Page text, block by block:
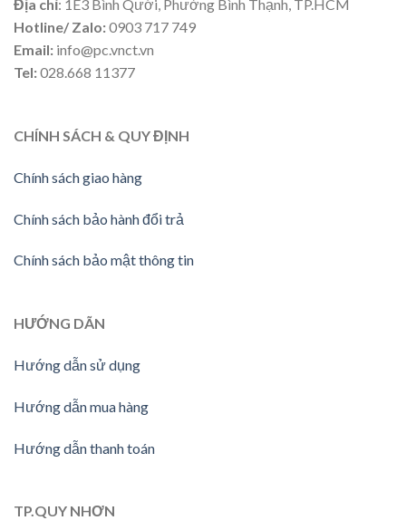
Địa chỉ: 1E3 Bình Qưới, Phường Bình Thạnh, TP.HCM
Hotline/ Zalo:0903 717 749
Email: info@pc.vnct.vn
Tel:028.668 11377
CHÍNH SÁCH & QUY ĐỊNH
Chính sách giao hàng
Chính sách bảo hành đổi trả
Chính sách bảo mật thông tin
HƯỚNG DÃN
Hướng dẫn sử dụng
Hướng dẫn mua hàng
Hướng dẫn thanh toán
TP.QUY NHƠN